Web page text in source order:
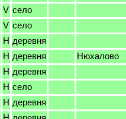
V село
V село
H деревня
H деревня Нюхалово
H деревня
H село
H деревня